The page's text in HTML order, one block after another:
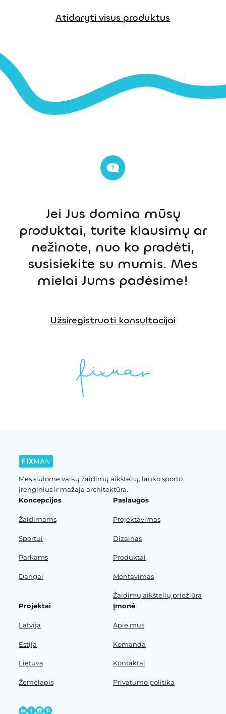
Atidaryti visus produktus
Jei Jus domina mūsų
produktai, turite klausimų ar
nežinote, nuo ko pradėti,
susisiekite su mumis. Mes
mielai Jums padėsime!
Užsiregistruoti konsultacijai
Mes siūlome vaikų žaidimų aikštelių, lauko sporto
įrenginius ir mažąją architektūrą.
Koncepcijos
Žaidimams
Sportui
Parkams
Dangai
Paslaugos
Projektavimas
Dizainas
Produktai
Montavimas
Žaidimų aikštelių priežiūra
Projektai
Latvija
Estija
Lietuva
Žemėlapis
Įmonė
Apie mus
Komanda
Kontaktai
Privatumo politika